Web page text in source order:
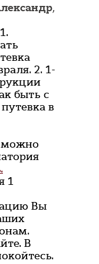
,
2. 1-
быть с
в
можно
1
Вы
В